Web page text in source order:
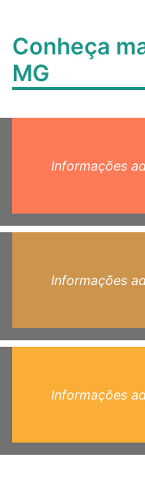
Conheça
MG
Informações
Informações
Informações